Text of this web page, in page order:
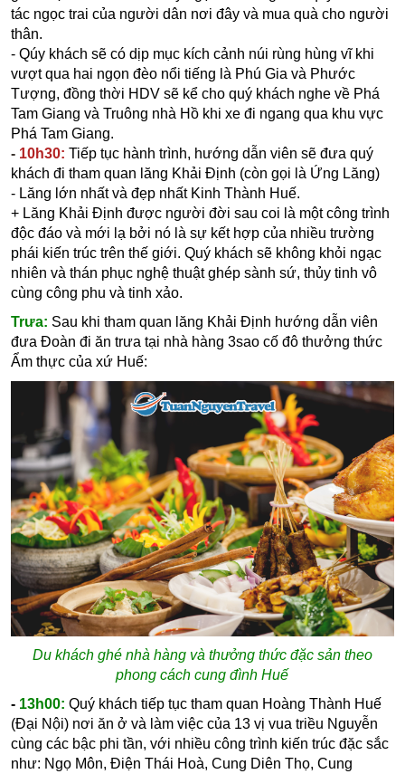
tác ngọc trai của người dân nơi đây và mua quà cho người
thân.
- Qúy khách sẽ có dịp mục kích cảnh núi rùng hùng vĩ khi
vượt qua hai ngọn đèo nổi tiếng là Phú Gia và Phước
Tượng, đồng thời HDV sẽ kể cho quý khách nghe về Phá
Tam Giang và Truông nhà Hồ khi xe đi ngang qua khu vực
Phá Tam Giang.
- 10h30: Tiếp tục hành trình, hướng dẫn viên sẽ đưa quý
khách đi tham quan lăng Khải Định (còn gọi là Ứng Lăng)
- Lăng lớn nhất và đẹp nhất Kinh Thành Huế.
+ Lăng Khải Định được người đời sau coi là một công trình
độc đáo và mới lạ bởi nó là sự kết hợp của nhiều trường
phái kiến trúc trên thế giới. Quý khách sẽ không khỏi ngạc
nhiên và thán phục nghệ thuật ghép sành sứ, thủy tinh vô
cùng công phu và tinh xảo.
Trưa: Sau khi tham quan lăng Khải Định hướng dẫn viên
đưa Đoàn đi ăn trưatại nhà hàng 3sao cố đô thưởng thức
Ẩm thực của xứ Huế:
Du khách ghé nhà hàng và thưởng thức đặc sản theo
phong cách cung đình Huế
- 13h00: Quý khách tiếp tục tham quan Hoàng Thành Huế
(Đại Nội) nơi ăn ở và làm việc của 13 vị vua triều Nguyễn
cùng các bậc phi tần, với nhiều công trình kiến trúc đặc sắc
như: Ngọ Môn,Điện Thái Hoà,Cung Diên Thọ,Cung